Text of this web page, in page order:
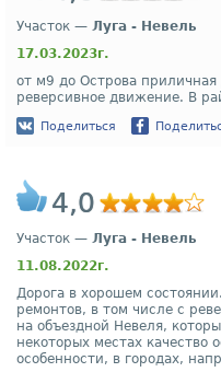
Участок — Луга - Невель
17.03.2023г.
от м9 до Острова
реверсивное движение. В
Поделиться
4,0
Участок — Луга - Невель
11.08.2022г.
Дорога в хорошем
ремонтов, в том числе с
на объездной Невеля,
некоторых местах качество
особенности, в городах,